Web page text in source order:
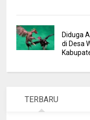
Diduga
di Desa
TERBARU